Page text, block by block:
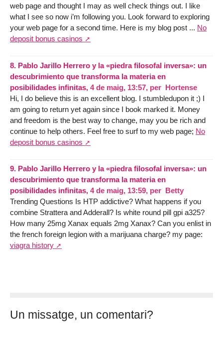
web page and thought I may as well check things out. I like
what I see so now i’m following you. Look forward to exploring
your web page for a second time. Here is my blog post ... No
deposit bonus casinos
8. Pablo Jarillo Herrero y la «piedra filosofal inversa»: un
descubrimiento que transforma la materia en
posibilidades infinitas, 4 de maig, 13:57, per Hortense
Hi, I do believe this is an excellent blog. I stumbledupon it ;) I
am going to return yet again since I book marked it. Money
and freedom is the best way to change, may you be rich and
continue to help others. Feel free to surf to my web page; No
deposit bonus casinos
9. Pablo Jarillo Herrero y la «piedra filosofal inversa»: un
descubrimiento que transforma la materia en
posibilidades infinitas, 4 de maig, 13:59, per Betty
Trending Questions Is HTP addictive? What happens if you
combine Strattera and Adderall? Is white round pill gpi a325?
How many 25mg Xanax equals 2mg Xanax? Can you enlist in
the french foreign legion with a marijuana charge? my page:
viagra history
Un missatge, un comentari?